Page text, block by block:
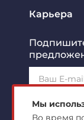
Карьера
Мы
Во время